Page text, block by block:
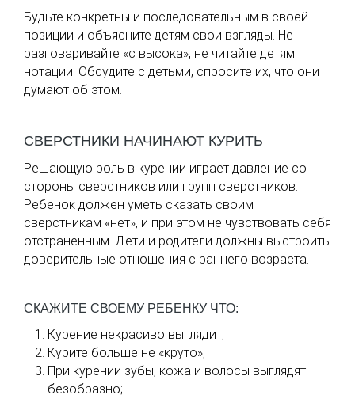
Будьте конкретны и последовательным в своей
позиции и объясните детям свои взгляды. Не
разговаривайте «с высока», не читайте детям
нотации. Обсудите с детьми, спросите их, что они
думают об этом.
СВЕРСТНИКИ НАЧИНАЮТ КУРИТЬ
Решающую роль в курении играет давление со
стороны сверстников или групп сверстников.
Ребенок должен уметь сказать своим
сверстникам «нет», и при этом не чувствовать себя
отстраненным. Дети и родители должны выстроить
доверительные отношения с раннего возраста.
СКАЖИТЕ СВОЕМУ РЕБЕНКУ ЧТО:
Курение некрасиво выглядит;
Курите больше не «круто»;
При курении зубы, кожа и волосы выглядят
безобразно;